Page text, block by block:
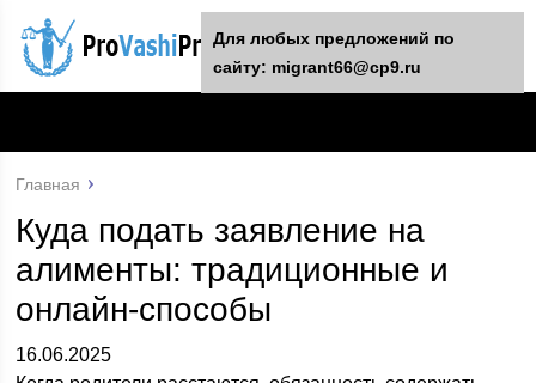
Главная
Куда подать заявление на
алименты: традиционные и
онлайн-способы
16.06.2025
Для любых предложений по
сайту: migrant66@cp9.ru